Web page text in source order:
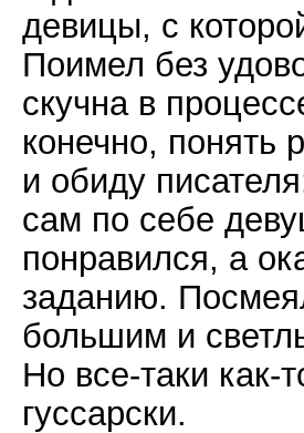
девицы, с
Поимел без
скучна в
конечно, понять
и обиду
сам по себе
понравился, а
заданию.
большим и
Но все-таки как-
гуссарски.